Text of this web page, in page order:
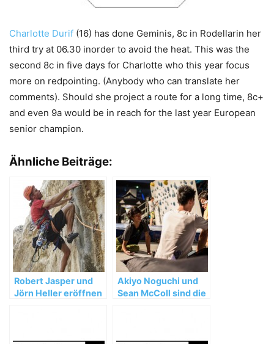
Charlotte Durif (16) has done Geminis, 8c in Rodellarin her
third try at 06.30 inorder to avoid the heat. This was the
second 8c in five days for Charlotte who this year focus
more on redpointing. (Anybody who can translate her
comments). Should she project a route for a long time, 8c+
and even 9a would be in reach for the last year European
senior champion.
Ähnliche Beiträge:
Robert Jasper und
Jörn Heller eröffnen
Akiyo Noguchi und
Sean McColl sind die